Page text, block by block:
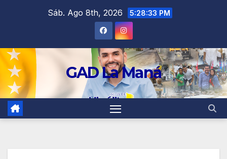
Sáb. Ago 8th, 2026 5:28:33 PM
GAD La Maná